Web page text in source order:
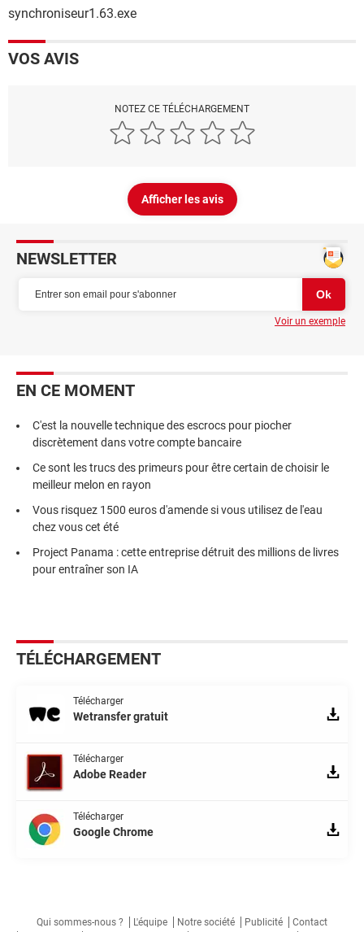
synchroniseur1.63.exe
VOS AVIS
NOTEZ CE TÉLÉCHARGEMENT
Afficher les avis
NEWSLETTER
Voir un exemple
EN CE MOMENT
C'est la nouvelle technique des escrocs pour piocher
discrètement dans votre compte bancaire
Ce sont les trucs des primeurs pour être certain de choisir le
meilleur melon en rayon
Vous risquez 1500 euros d'amende si vous utilisez de l'eau
chez vous cet été
Project Panama : cette entreprise détruit des millions de livres
pour entraîner son IA
TÉLÉCHARGEMENT
Télécharger
Wetransfer gratuit
Télécharger
Adobe Reader
Télécharger
Google Chrome
Qui sommes-nous ? L'équipe Notre société Publicité
Contact